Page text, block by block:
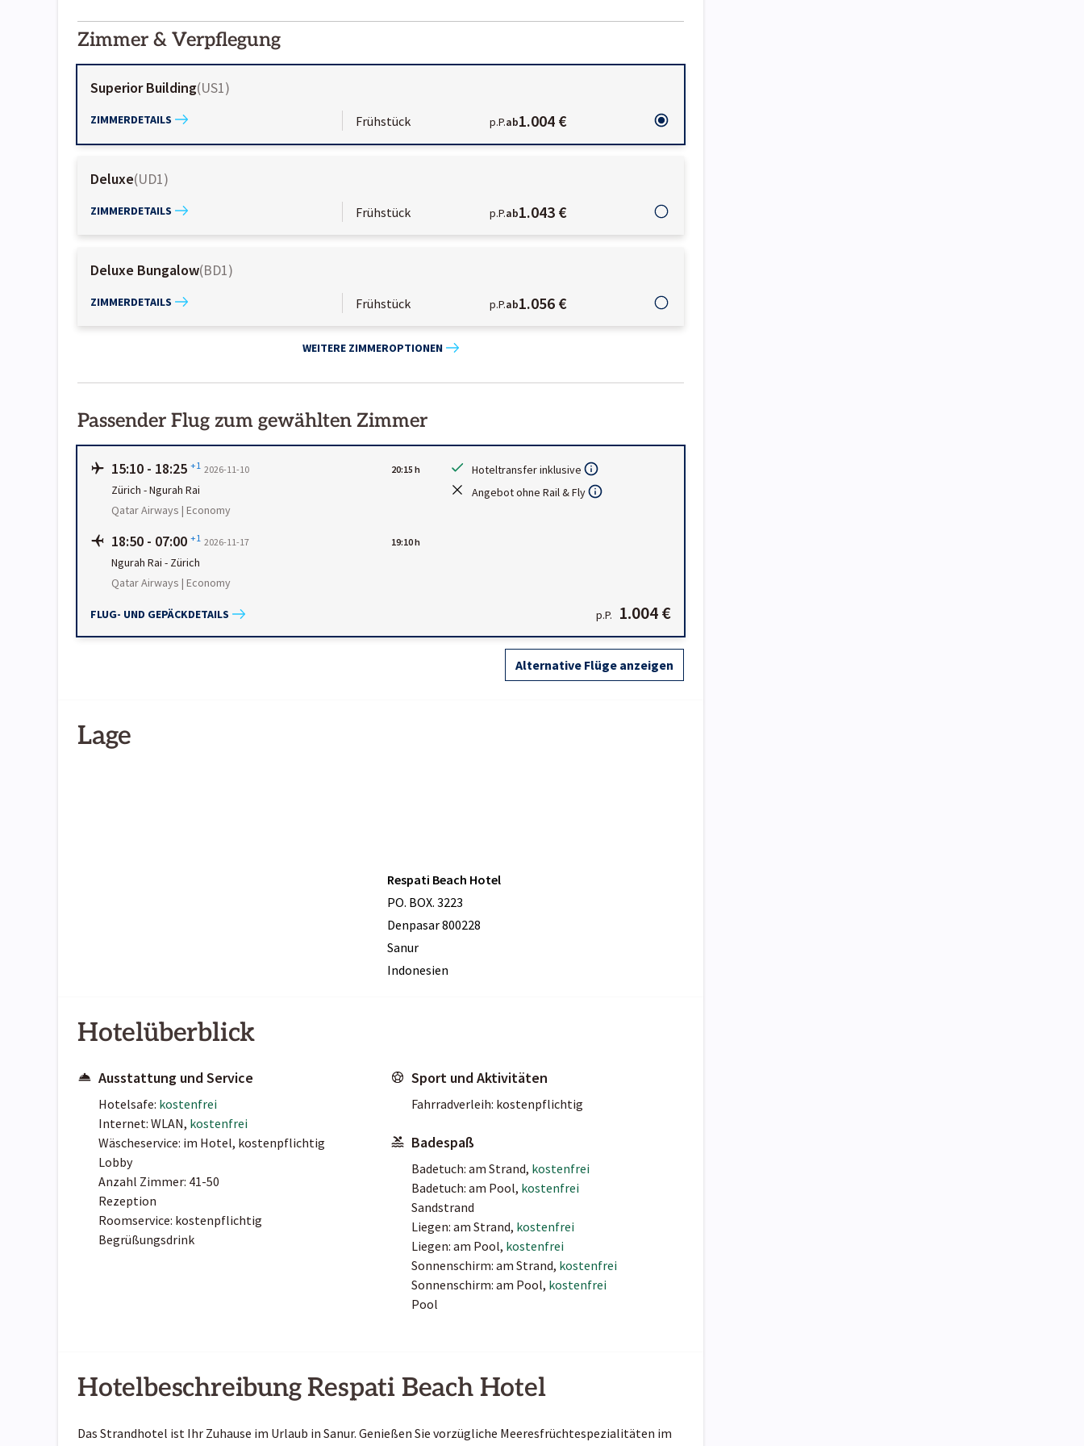
01-02
Zimmer & Verpflegung
Superior Building(US1)
ZIMMERDETAILS Frühstück p.P.ab1.004 €
Deluxe(UD1)
ZIMMERDETAILS Frühstück p.P.ab1.043 €
Deluxe Bungalow(BD1)
ZIMMERDETAILS Frühstück p.P.ab1.056 €
WEITERE ZIMMEROPTIONEN
Passender Flug zum gewählten Zimmer
15:10 - 18:25 +1 2026-11-10 20:15 h
Zürich -Ngurah Rai
Qatar Airways | Economy
18:50 - 07:00 +1 2026-11-17 19:10 h
Ngurah Rai - Zürich
Qatar Airways | Economy
FLUG- UND GEPÄCKDETAILS
Hoteltransfer inklusive
Angebot ohne Rail & Fly
p.P. 1.004 €
Alternative Flüge anzeigen
Lage
Respati Beach Hotel
PO. BOX. 3223
Denpasar 800228
Sanur
Indonesien
Hotelüberblick
Ausstattung und Service
Hotelsafe: kostenfrei
Internet: WLAN, kostenfrei
Wäscheservice: im Hotel, kostenpflichtig
Lobby
Anzahl Zimmer: 41-50
Rezeption
Roomservice: kostenpflichtig
Begrüßungsdrink
Sport und Aktivitäten
Fahrradverleih: kostenpflichtig
Badespaß
Badetuch: am Strand, kostenfrei
Badetuch: am Pool, kostenfrei
Sandstrand
Liegen: am Strand, kostenfrei
Liegen: am Pool, kostenfrei
Sonnenschirm: am Strand, kostenfrei
Sonnenschirm: am Pool, kostenfrei
Pool
Hotelbeschreibung Respati Beach Hotel
Das Strandhotel ist Ihr Zuhause im Urlaub in Sanur. Genießen Sie vorzügliche Meeresfrüchtespezialitäten im